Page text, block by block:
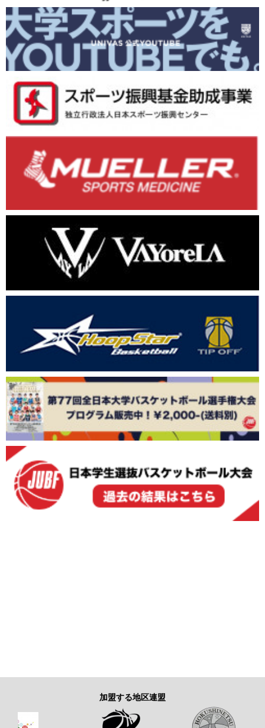
加盟する地区連盟